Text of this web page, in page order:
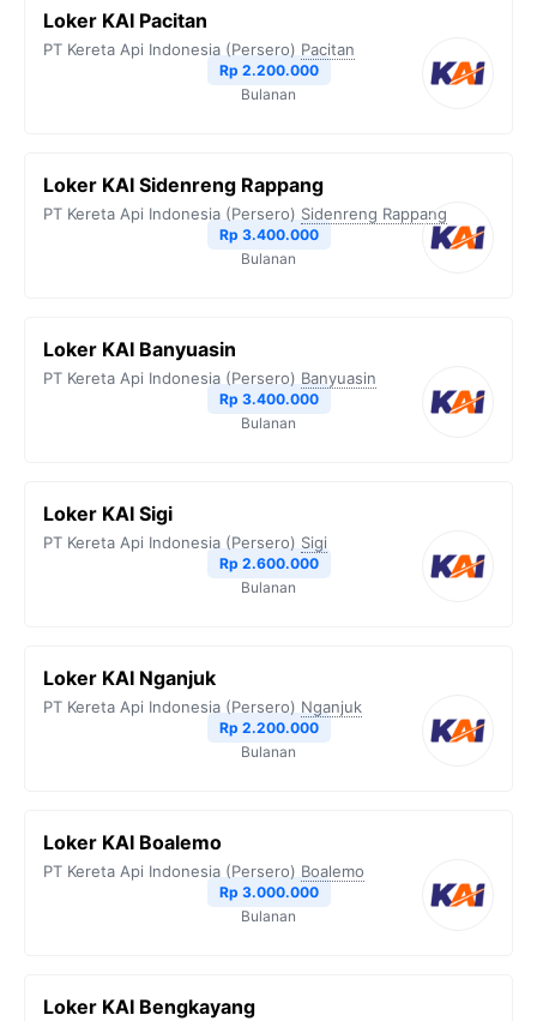
Loker KAI Pacitan
PT Kereta Api Indonesia (Persero) Pacitan
Rp 2.200.000
Bulanan
Loker KAI Sidenreng Rappang
PT Kereta Api Indonesia (Persero) Sidenreng Rappang
Rp 3.400.000
Bulanan
Loker KAI Banyuasin
PT Kereta Api Indonesia (Persero) Banyuasin
Rp 3.400.000
Bulanan
Loker KAI Sigi
PT Kereta Api Indonesia (Persero) Sigi
Rp 2.600.000
Bulanan
Loker KAI Nganjuk
PT Kereta Api Indonesia (Persero) Nganjuk
Rp 2.200.000
Bulanan
Loker KAI Boalemo
PT Kereta Api Indonesia (Persero) Boalemo
Rp 3.000.000
Bulanan
Loker KAI Bengkayang